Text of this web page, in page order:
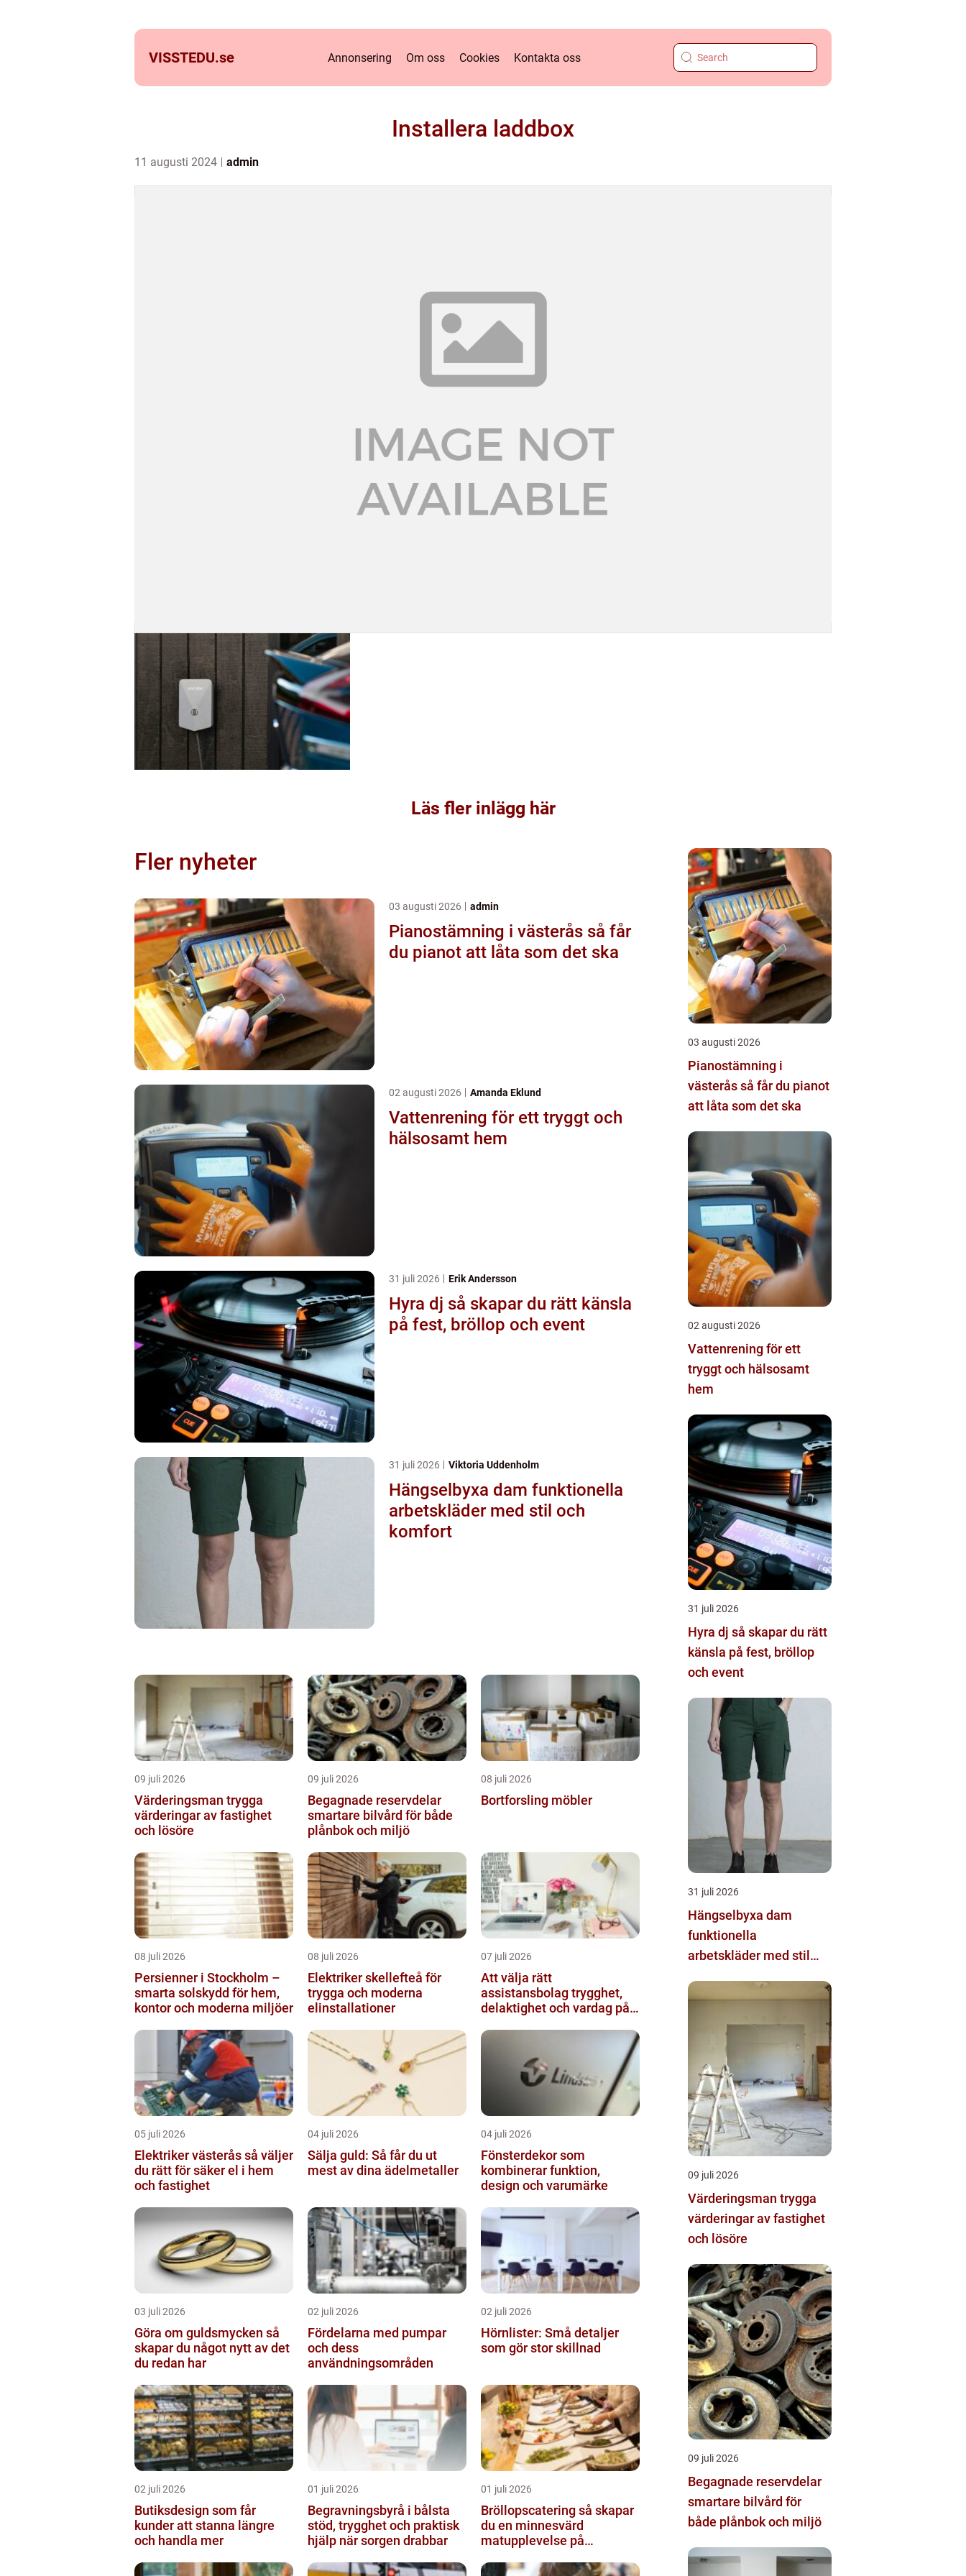
VISSTEDU.se Annonsering Om oss Cookies Kontakta oss
Installera laddbox
11 augusti 2024 admin
Läs fler inlägg här
Fler nyheter
03 augusti 2026 admin
Pianostämning i västerås så får
du pianot att låta som det ska
02 augusti 2026 Amanda Eklund
Vattenrening för ett tryggt och
hälsosamt hem
31 juli 2026 Erik Andersson
Hyra dj så skapar du rätt känsla
på fest, bröllop och event
31 juli 2026 Viktoria Uddenholm
Hängselbyxa dam funktionella
arbetskläder med stil och
komfort
09 juli 2026
Värderingsman trygga
värderingar av fastighet
och lösöre
09 juli 2026
Begagnade reservdelar
smartare bilvård för både
plånbok och miljö
08 juli 2026
Bortforsling möbler
08 juli 2026
Persienner i Stockholm –
smarta solskydd för hem,
kontor och moderna miljöer
08 juli 2026
Elektriker skellefteå för
trygga och moderna
elinstallationer
07 juli 2026
Att välja rätt
assistansbolag trygghet,
delaktighet och vardag på
05 juli 2026
Elektriker västerås så väljer
du rätt för säker el i hem
och fastighet
04 juli 2026
Sälja guld: Så får du ut
mest av dina ädelmetaller
04 juli 2026
Fönsterdekor som
kombinerar funktion,
design och varumärke
03 juli 2026
Göra om guldsmycken så
skapar du något nytt av det
du redan har
02 juli 2026
Fördelarna med pumpar
och dess
användningsområden
02 juli 2026
Hörnlister: Små detaljer
som gör stor skillnad
02 juli 2026
Butiksdesign som får
kunder att stanna längre
och handla mer
01 juli 2026
Begravningsbyrå i bålsta
stöd, trygghet och praktisk
hjälp när sorgen drabbar
01 juli 2026
Bröllopscatering så skapar
du en minnesvärd
matupplevelse på
03 augusti 2026
Pianostämning i
västerås så får du pianot
att låta som det ska
02 augusti 2026
Vattenrening för ett
tryggt och hälsosamt
hem
31 juli 2026
Hyra dj så skapar du rätt
känsla på fest, bröllop
och event
31 juli 2026
Hängselbyxa dam
funktionella
arbetskläder med stil
09 juli 2026
Värderingsman trygga
värderingar av fastighet
och lösöre
09 juli 2026
Begagnade reservdelar
smartare bilvård för
både plånbok och miljö